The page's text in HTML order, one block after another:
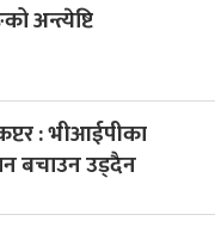
अन्त्येष्टि
: भीआईपीका
बचाउन उड्दैन